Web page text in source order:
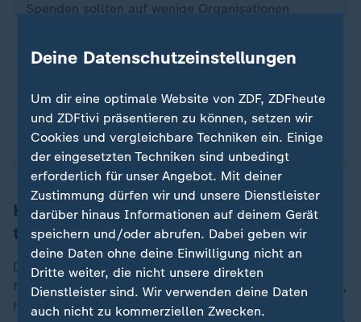
Spenden sollten auf wenige Organisationen
Wer vielen Hilfswerken spendet, wird als aktiver
Spender registriert und bekommt umso mehr
Quelle: AFP
Keine Entscheidungen an der Haustür
treffen
Das gesetzliche Widerrufsrecht gilt nicht automatisch
für Fördermitgliedschaften oder Spenden. Ob es greift,
hängt von den genauen Umständen ab - etwa davon,
Deine Datenschutzeinstellungen
Um dir eine optimale Website von ZDF, ZDFheute
und ZDFtivi präsentieren zu können, setzen wir
Cookies und vergleichbare Techniken ein. Einige
der eingesetzten Techniken sind unbedingt
erforderlich für unser Angebot. Mit deiner
Zustimmung dürfen wir und unsere Dienstleister
darüber hinaus Informationen auf deinem Gerät
speichern und/oder abrufen. Dabei geben wir
deine Daten ohne deine Einwilligung nicht an
Dritte weiter, die nicht unsere direkten
Dienstleister sind. Wir verwenden deine Daten
auch nicht zu kommerziellen Zwecken.